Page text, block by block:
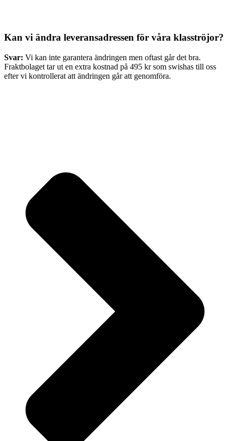
Kan vi ändra leveransadressen för våra klasströjor?
Svar: Vi kan inte garantera ändringen men oftast går det bra.
Fraktbolaget tar ut en extra kostnad på 495 kr som swishas till oss
efter vi kontrollerat att ändringen går att genomföra.